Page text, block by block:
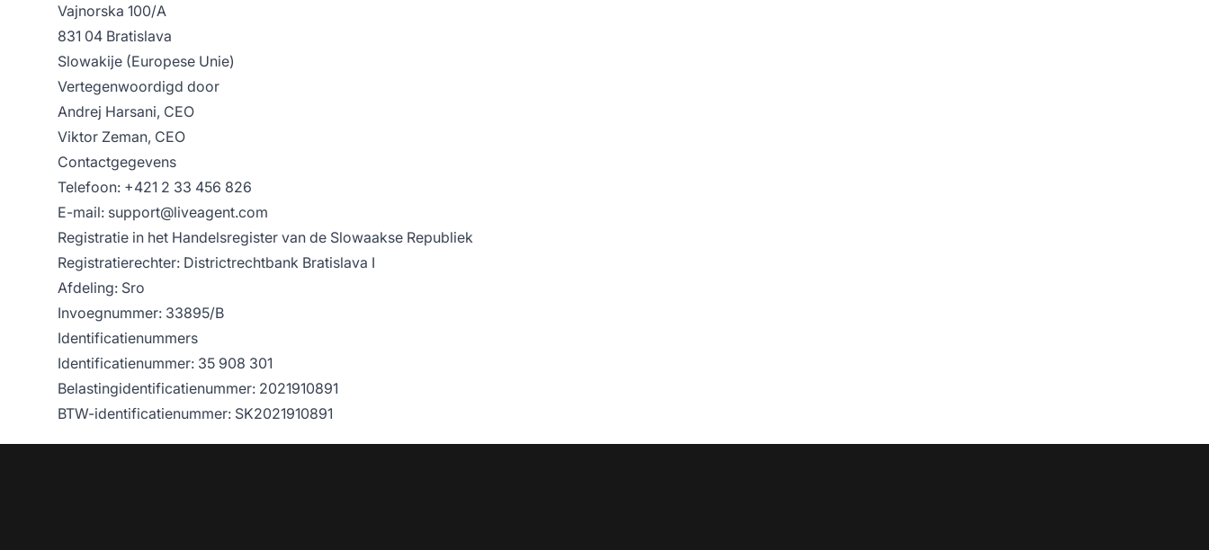
Vajnorska 100/A
831 04 Bratislava
Slowakije (Europese Unie)
Vertegenwoordigd door
Andrej Harsani, CEO
Viktor Zeman, CEO
Contactgegevens
Telefoon: +421 2 33 456 826
E-mail: support@liveagent.com
Registratie in het Handelsregister van de Slowaakse Republiek
Registratierechter: Districtrechtbank Bratislava I
Afdeling: Sro
Invoegnummer: 33895/B
Identificatienummers
Identificatienummer: 35 908 301
Belastingidentificatienummer: 2021910891
BTW-identificatienummer: SK2021910891